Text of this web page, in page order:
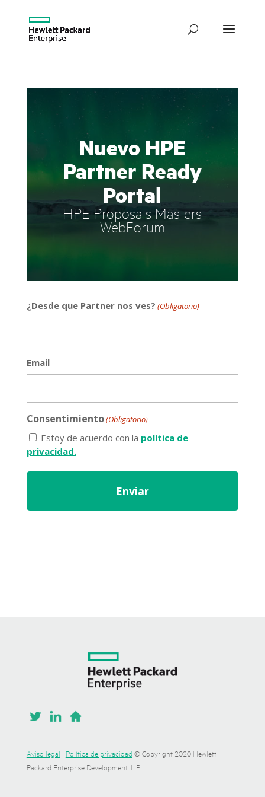
Nuevo HPE
Partner Ready
Portal
HPE Proposals Masters
WebForum
¿Desde que Partner nos ves? (Obligatorio)
Email
Consentimiento(Obligatorio)
Estoy de acuerdo con la política de
privacidad.
Aviso legal | Política de privacidad © Copyright 2020 Hewlett
Packard Enterprise Development, L.P.